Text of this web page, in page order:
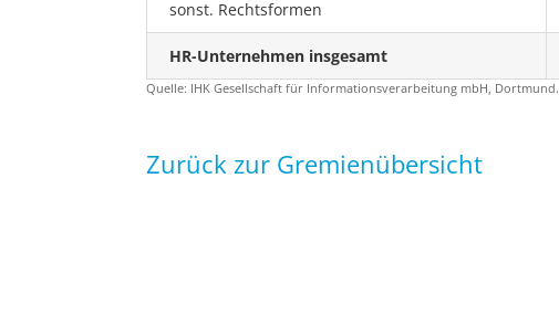
sonst. Rechtsformen
HR-Unternehmen insgesamt
Quelle: IHK Gesellschaft für Informationsverarbeitung mbH, Dortmund.
Zurück zur Gremienübersicht